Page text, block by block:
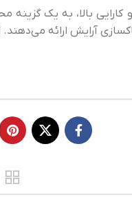
بالا، به یک گزینه
آرایش ارائه